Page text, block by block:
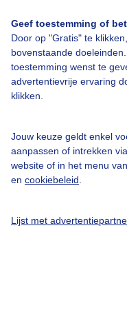
Geef toestemming of
Door op "Gratis" te
bovenstaande
toestemming wenst te
advertentievrije ervaring
klikken.
Jouw keuze geldt enkel
aanpassen of intrekken
website of in het menu
en cookiebeleid
Lijst met
Een
Over Buienradar